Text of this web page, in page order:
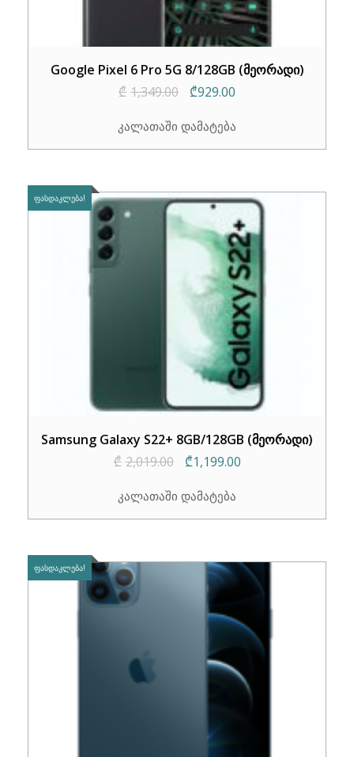
Google Pixel 6 Pro 5G 8/128GB (მეორადი)
₾ 1,349.00
Original
was:
₾929.00
is:
კალათაში დამატება
ᲤᲐᲡᲓᲐᲙᲚᲔᲑᲐ!
Samsung Galaxy S22+ 8GB/128GB (მეორადი)
₾ 2,019.00
Original
was:
₾1,199.00Current
კალათაში დამატება
ᲤᲐᲡᲓᲐᲙᲚᲔᲑᲐ!